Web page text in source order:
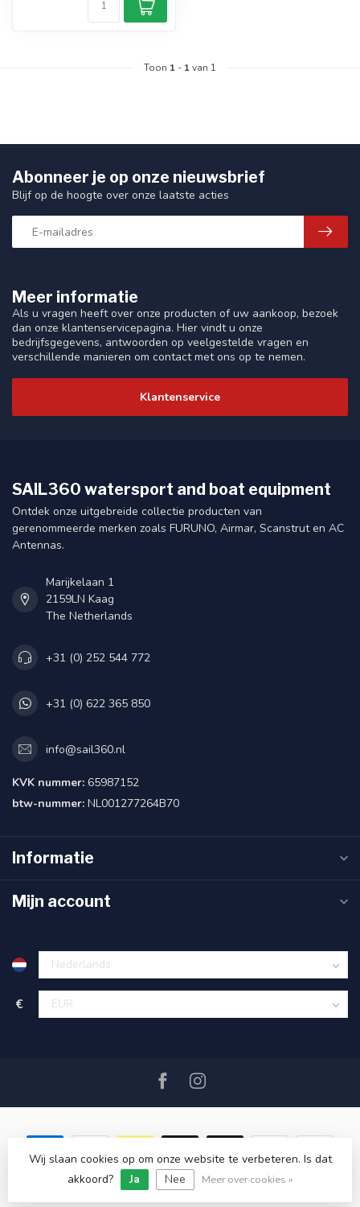
Toon 1 - 1van 1
Meer informatie
Als u vragen heeft over onze producten of uw aankoop, bezoek
dan onze klantenservicepagina. Hier vindt u onze
bedrijfsgegevens, antwoorden op veelgestelde vragen en
verschillende manieren om contact met ons op te nemen.
Klantenservice
Abonneer je op onze nieuwsbrief
Blijf op de hoogte over onze laatste acties
SAIL360 watersport and boat equipment
Ontdek onze uitgebreide collectie producten van
gerenommeerde merken zoals FURUNO, Airmar, Scanstrut en AC
Antennas.
Marijkelaan 1
2159LN Kaag
The Netherlands
+31 (0) 252 544 772
+31 (0) 622 365 850
info@sail360.nl
KVK nummer: 65987152
btw-nummer: NL001277264B70
Informatie
Mijn account
€
© Copyright 2026 SAIL360 watersport and boat equipment
Wij slaan cookies op om onze website te verbeteren. Is dat
akkoord?
Ja Nee Meer over cookies »